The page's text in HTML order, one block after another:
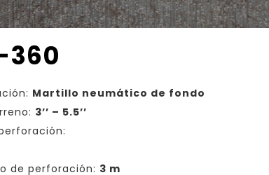
360
Martillo neumático de fondo
3’’ – 5.5’’
de perforación: 3 m